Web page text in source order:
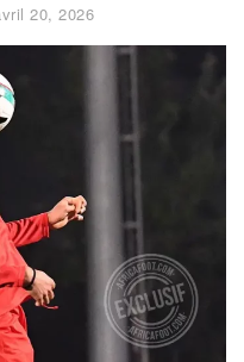
20, 2026